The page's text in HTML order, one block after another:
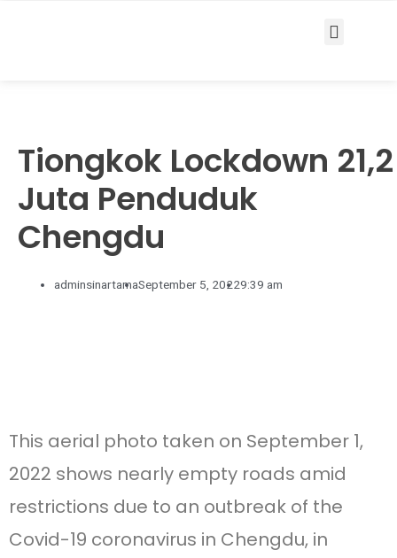
Tiongkok Lockdown 21,2
Juta Penduduk
Chengdu
adminsinartamaSeptember 5, 20229:39 am
This aerial photo taken on September 1,
2022 shows nearly empty roads amid
restrictions due to an outbreak of the
Covid-19 coronavirus in Chengdu, in